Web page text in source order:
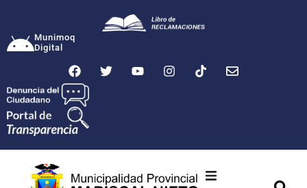
Munimoq
Digital